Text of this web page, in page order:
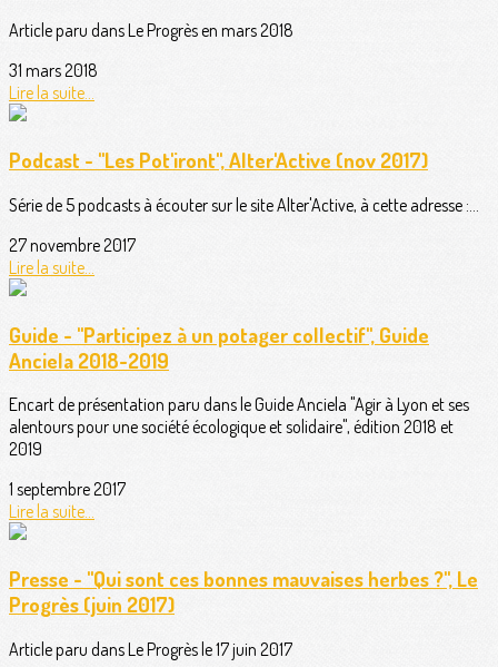
Article paru dans Le Progrès en mars 2018
31 mars 2018
Lire la suite...
Podcast - "Les Pot'iront", Alter'Active (nov 2017)
Série de 5 podcasts à écouter sur le site Alter'Active, à cette adresse :...
27 novembre 2017
Lire la suite...
Guide - "Participez à un potager collectif", Guide
Anciela 2018-2019
Encart de présentation paru dans le Guide Anciela "Agir à Lyon et ses
alentours pour une société écologique et solidaire", édition 2018 et
2019
1 septembre 2017
Lire la suite...
Presse - "Qui sont ces bonnes mauvaises herbes ?", Le
Progrès (juin 2017)
Article paru dans Le Progrès le 17 juin 2017